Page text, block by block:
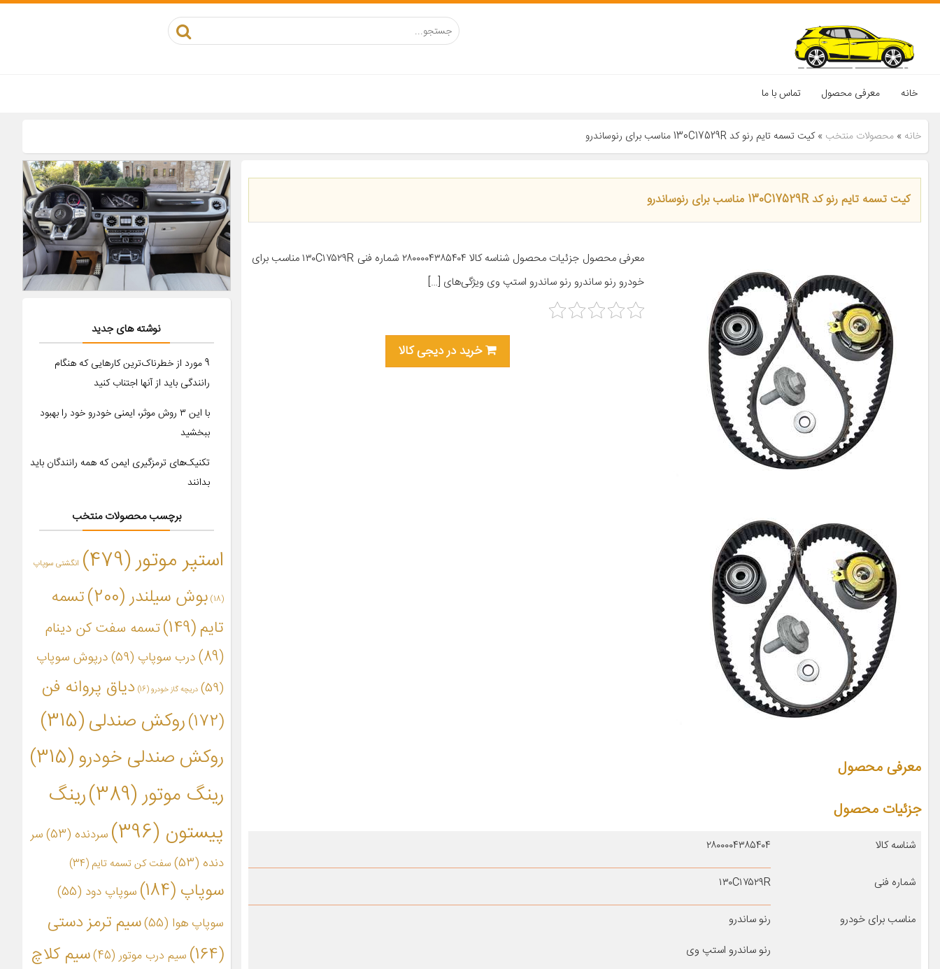
خانه معرفی محصول تماس با ما
خانه » محصولات منتخب »کیت تسمه تایم رنو کد 130C17529R مناسب برای رنوساندرو
کیت تسمه تایم رنو کد 130C17529R مناسب برای رنوساندرو
معرفی محصول جزئیات محصول شناسه کالا ۲۸۰۰۰۰۴۳۸۵۴۰۴ شماره فنی ۱۳۰C۱۷۵۲۹R مناسب برای
خودرو رنو ساندرو رنو ساندرو استپ وی ویژگی‌های […]
خرید در دیجی کالا
معرفی محصول
جزئیات محصول
شناسه کالا ۲۸۰۰۰۰۴۳۸۵۴۰۴
شماره فنی ۱۳۰C۱۷۵۲۹R
مناسب برای خودرو
رنو ساندرو
رنو ساندرو استپ وی
نوشته های جدید
9 مورد از خطرناک‌ترین کارهایی که هنگام
رانندگی باید از آنها اجتناب کنید
با این ۳ روش موثر، ایمنی خودرو خود را بهبود
ببخشید
تکنیک‌های ترمزگیری ایمن که همه رانندگان باید
بدانند
برچسب محصولات منتخب
استپر موتور(479) انگشتی سوپاپ
(18) بوش سیلندر (200)
تسمه
تایم(149)
تسمه سفت کن دینام
(89)
درب سوپاپ (59)
درپوش سوپاپ
(59)
دریچه گاز خودرو(16)
دیاق پروانه فن
(172)
روکش صندلی(315)
روکش صندلی خودرو(315)
رینگ موتور(389)
رینگ
پیستون (396) سردنده (53)
سر
دنده (53) سفت کن تسمه تایم (34)
سوپاپ (184) سوپاپ دود (55)
سوپاپ هوا (55)
سیم ترمز دستی
(164)
سیم درب موتور(45)
سیم کلاچ